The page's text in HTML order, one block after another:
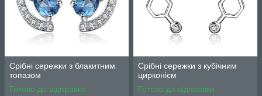
Срібні сережки з блакитним
топазом
Готово до відправки
Срібні сережки з кубічним
цирконієм
Готово до відправки